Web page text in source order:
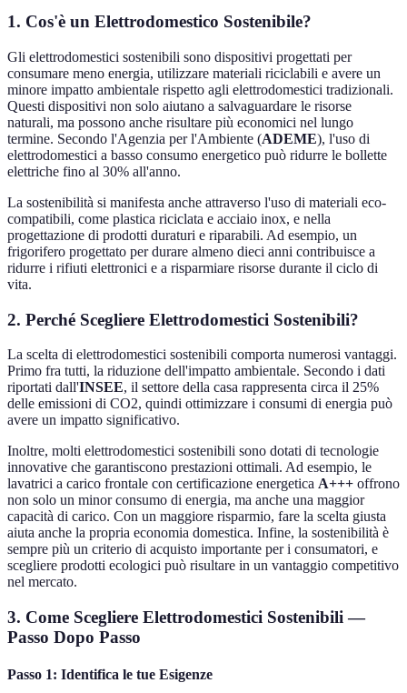
1. Cos'è un Elettrodomestico Sostenibile?
Gli elettrodomestici sostenibili sono dispositivi progettati per
consumare meno energia, utilizzare materiali riciclabili e avere un
minore impatto ambientale rispetto agli elettrodomestici tradizionali.
Questi dispositivi non solo aiutano a salvaguardare le risorse
naturali, ma possono anche risultare più economici nel lungo
termine. Secondo l'Agenzia per l'Ambiente (ADEME), l'uso di
elettrodomestici a basso consumo energetico può ridurre le bollette
elettriche fino al 30% all'anno.
La sostenibilità si manifesta anche attraverso l'uso di materiali eco-
compatibili, come plastica riciclata e acciaio inox, e nella
progettazione di prodotti duraturi e riparabili. Ad esempio, un
frigorifero progettato per durare almeno dieci anni contribuisce a
ridurre i rifiuti elettronici e a risparmiare risorse durante il ciclo di
vita.
2. Perché Scegliere Elettrodomestici Sostenibili?
La scelta di elettrodomestici sostenibili comporta numerosi vantaggi.
Primo fra tutti, la riduzione dell'impatto ambientale. Secondo i dati
riportati dall'INSEE, il settore della casa rappresenta circa il 25%
delle emissioni di CO2, quindi ottimizzare i consumi di energia può
avere un impatto significativo.
Inoltre, molti elettrodomestici sostenibili sono dotati di tecnologie
innovative che garantiscono prestazioni ottimali. Ad esempio, le
lavatrici a carico frontale con certificazione energetica A+++ offrono
non solo un minor consumo di energia, ma anche una maggior
capacità di carico. Con un maggiore risparmio, fare la scelta giusta
aiuta anche la propria economia domestica. Infine, la sostenibilità è
sempre più un criterio di acquisto importante per i consumatori, e
scegliere prodotti ecologici può risultare in un vantaggio competitivo
nel mercato.
3. Come Scegliere Elettrodomestici Sostenibili —
Passo Dopo Passo
Passo 1: Identifica le tue Esigenze